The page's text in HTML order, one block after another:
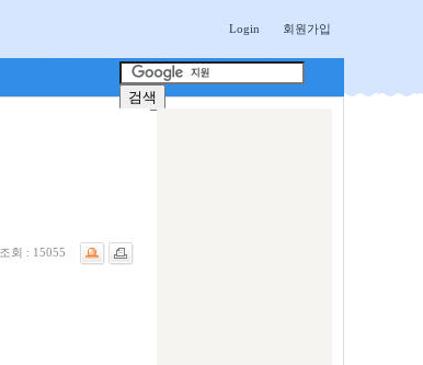
Login 회원가입
조회 : 15055